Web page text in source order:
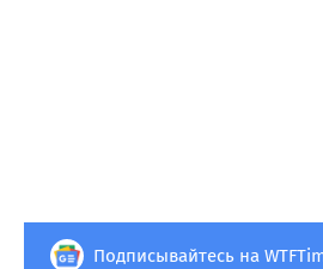
Подписывайтесь на